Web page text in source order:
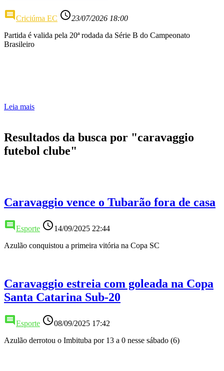
commentCriciúma EC access_time23/07/2026 18:00
Partida é valida pela 20ª rodada da Série B do Campeonato
Brasileiro
Leia mais
Resultados da busca por "caravaggio
futebol clube"
Caravaggio vence o Tubarão fora de casa
comment Esporte access_time14/09/2025 22:44
Azulão conquistou a primeira vitória na Copa SC
Caravaggio estreia com goleada na Copa
Santa Catarina Sub-20
comment Esporte access_time08/09/2025 17:42
Azulão derrotou o Imbituba por 13 a 0 nesse sábado (6)